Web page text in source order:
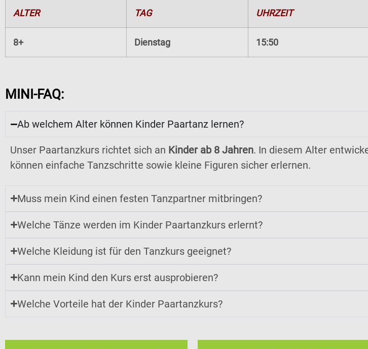
ALTER TAG UHRZEIT
8+ Dienstag 15:50
MINI-FAQ:
Ab welchem Alter können Kinder Paartanz lernen?
Unser Paartanzkurs richtet sich an Kinder ab 8 Jahren. In diesem Alter
können einfache Tanzschritte sowie kleine Figuren sicher erlernen.
Muss mein Kind einen festen Tanzpartner mitbringen?
Welche Tänze werden im Kinder Paartanzkurs erlernt?
Welche Kleidung ist für den Tanzkurs geeignet?
Kann mein Kind den Kurs erst ausprobieren?
Welche Vorteile hat der Kinder Paartanzkurs?